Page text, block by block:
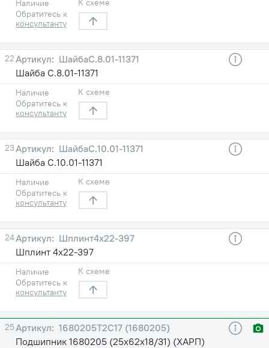
Наличие
Обратитесь к
консультанту
К схеме
22
ШайбаС.8.01-11371
Шайба С.8.01-11371
Наличие
Обратитесь к
консультанту
К схеме
23
ШайбаС.10.01-11371
Шайба С.10.01-11371
Наличие
Обратитесь к
консультанту
К схеме
24
Шплинт4х22-397
Шплинт 4х22-397
Наличие
Обратитесь к
консультанту
К схеме
25
1680205Т2С17 (1680205)
Подшипник 1680205 (25х62х18/31) (ХАРП)